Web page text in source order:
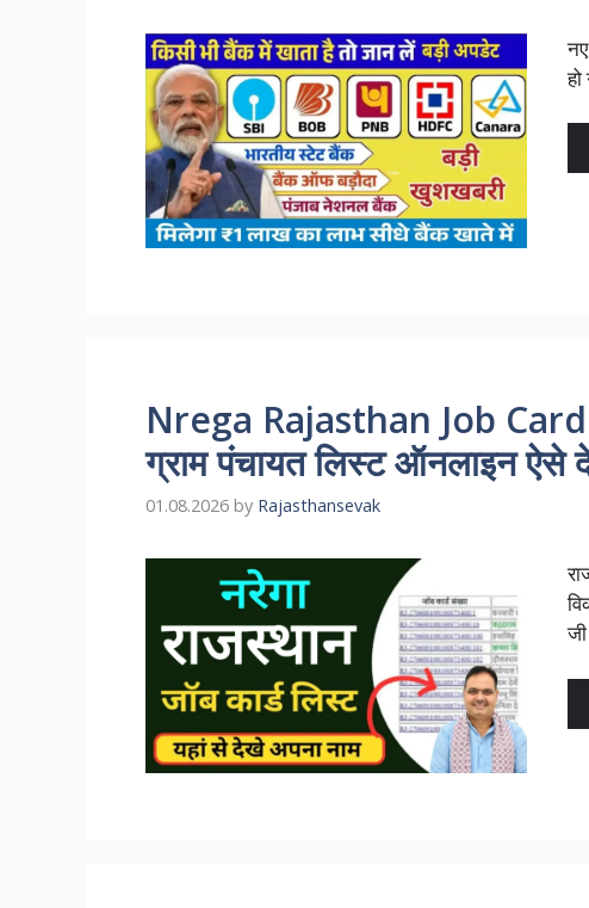
Nrega Rajasthan Job Card
ग्राम पंचायत लिस्ट ऑनलाइन ऐसे
01.08.2026 by Rajasthansevak